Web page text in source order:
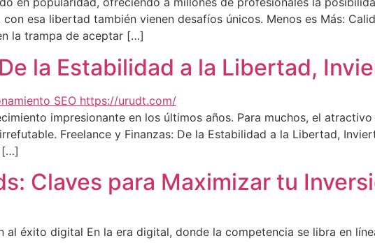
esa libertad también vienen desafíos únicos. Menos es Más:
la trampa de aceptar […]
la Estabilidad a la Libertad,
impresionante en los últimos años. Para muchos, el
Freelance y Finanzas: De la Estabilidad a la Libertad,
[…]
Claves para Maximizar tu
al éxito digital En la era digital, donde la competencia se libra en